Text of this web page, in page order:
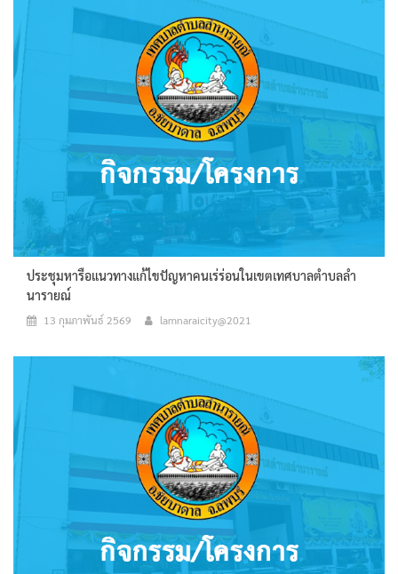
ประชุมหารือแนวทางแก้ไขปัญหาคนเร่ร่อนในเขตเทศบาลตำบลลำ
นารายณ์
13 กุมภาพันธ์ 2569 lamnaraicity@2021